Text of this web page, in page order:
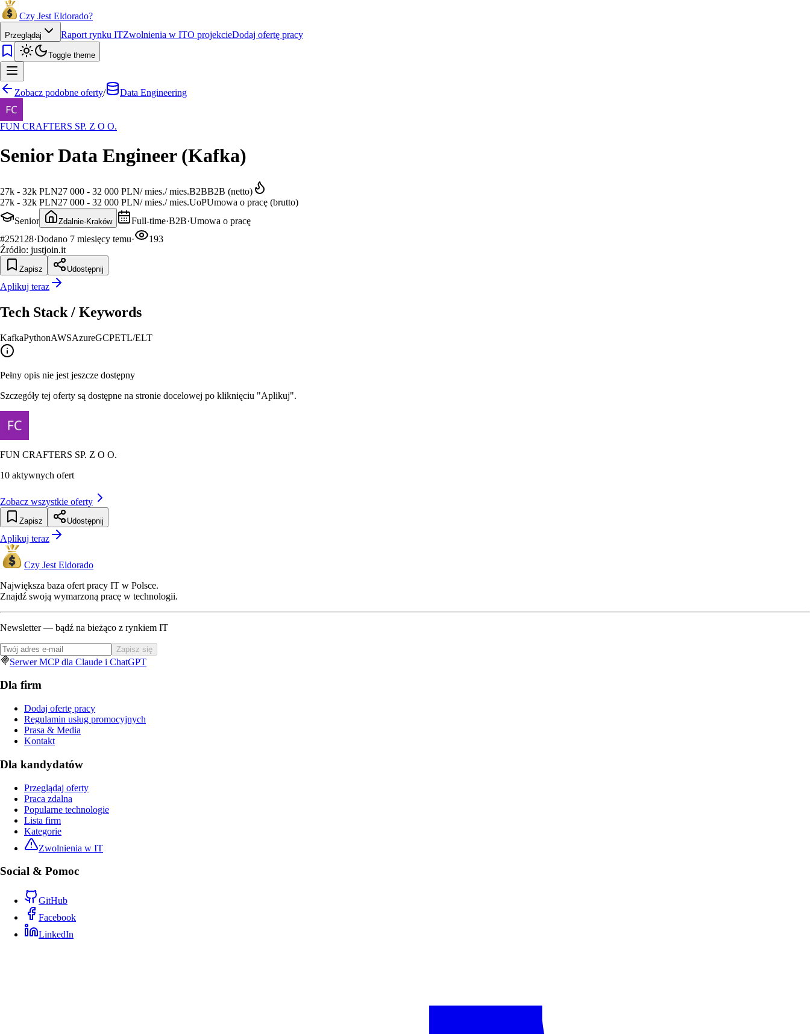
Czy Jest Eldorado?
Przeglądaj Raport rynku ITZwolnienia w ITO projekcieDodaj ofertę pracy
Toggle theme
Zobacz podobne oferty/ Data Engineering
FUN CRAFTERS SP. Z O O.
Senior Data Engineer (Kafka)
27k - 32k PLN27 000 - 32 000 PLN/mies./mies.B2BB2B (netto)
27k - 32k PLN27 000 - 32 000 PLN/mies./mies.UoPUmowa o pracę (brutto)
Senior
Zdalnie· Kraków Full-time·B2B·Umowa o pracę
#252128·Dodano 7 miesięcy temu·
193
Źródło: justjoin.it
Zapisz Udostępnij
Aplikuj teraz
Tech Stack / Keywords
KafkaPythonAWSAzureGCPETL/ELT
Pełny opis nie jest jeszcze dostępny
Szczegóły tej oferty są dostępne na stronie docelowej po kliknięciu "Aplikuj".
FUN CRAFTERS SP. Z O O.
10 aktywnych ofert
Zobacz wszystkie oferty
Zapisz Udostępnij
Aplikuj teraz
Czy Jest Eldorado
Największa baza ofert pracy IT w Polsce.
Znajdź swoją wymarzoną pracę w technologii.
Newsletter — bądź na bieżąco z rynkiem IT
Zapisz się
Serwer MCP dla Claude i ChatGPT
Dla firm
Dodaj ofertę pracy
Regulamin usług promocyjnych
Prasa & Media
Kontakt
Dla kandydatów
Przeglądaj oferty
Praca zdalna
Popularne technologie
Lista firm
Kategorie
Zwolnienia w IT
Social & Pomoc
GitHub
Facebook
LinkedIn